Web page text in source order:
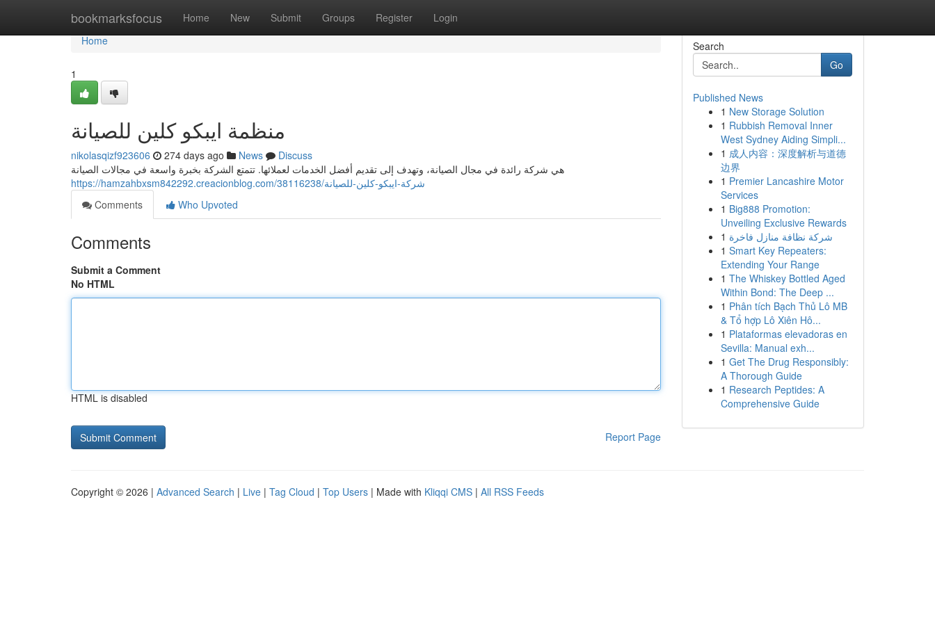
bookmarksfocus Home New Submit Groups Register Login
Home
Home
1
منظمة ايبكو كلين للصيانة
nikolasqizf923606 274 days ago News
Discuss
هي شركة رائدة في مجال الصيانة، وتهدف إلى تقديم أفضل الخدمات لعملائها. تتمتع الشركة بخبرة واسعة في مجالات الصيانة
https://hamzahbxsm842292.creacionblog.com/38116238/شركة-ايبكو-كلين-للصيانة
Comments
Who Upvoted
Comments
Submit a Comment
No HTML
HTML is disabled
Report Page
Search
Go
Published News
1 New Storage Solution
1 Rubbish Removal Inner
West Sydney Aiding Simpli...
1 成人内容：深度解析与道德
边界
1 Premier Lancashire Motor
Services
1 Big888 Promotion:
Unveiling Exclusive Rewards
1 شركة نظافة منازل فاخرة
1 Smart Key Repeaters:
Extending Your Range
1 The Whiskey Bottled Aged
Within Bond: The Deep ...
1 Phân tích Bạch Thủ Lô MB
& Tổ hợp Lô Xiên Hô...
1 Plataformas elevadoras en
Sevilla: Manual exh...
1 Get The Drug Responsibly:
A Thorough Guide
1 Research Peptides: A
Comprehensive Guide
Copyright © 2026 | Advanced Search | Live | Tag Cloud | Top Users | Made with Kliqqi CMS | All RSS Feeds